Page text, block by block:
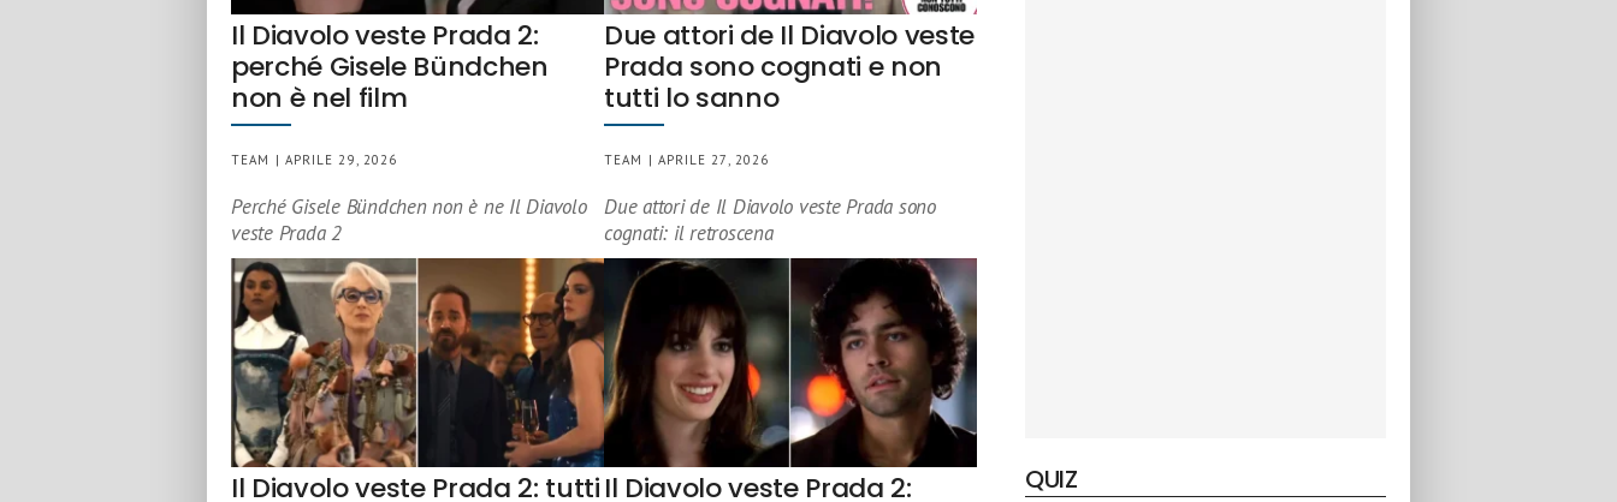
Il Diavolo veste Prada 2:
perché Gisele Bündchen
non è nel film
TEAM | APRILE 29, 2026
Perché Gisele Bündchen non è ne Il Diavolo
veste Prada 2
Due attori de Il Diavolo veste
Prada sono cognati e non
tutti lo sanno
TEAM | APRILE 27, 2026
Due attori de Il Diavolo veste Prada sono
cognati: il retroscena
Il Diavolo veste Prada 2: tuttiIl Diavolo veste Prada 2:
QUIZ